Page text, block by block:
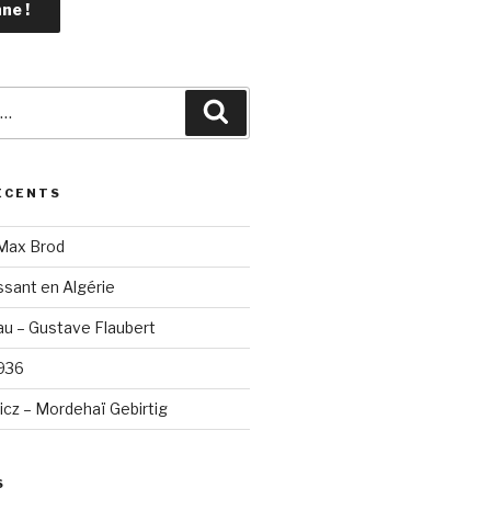
Brod
en Algérie
– Gustave Flaubert
– Mordehaï Gebirtig